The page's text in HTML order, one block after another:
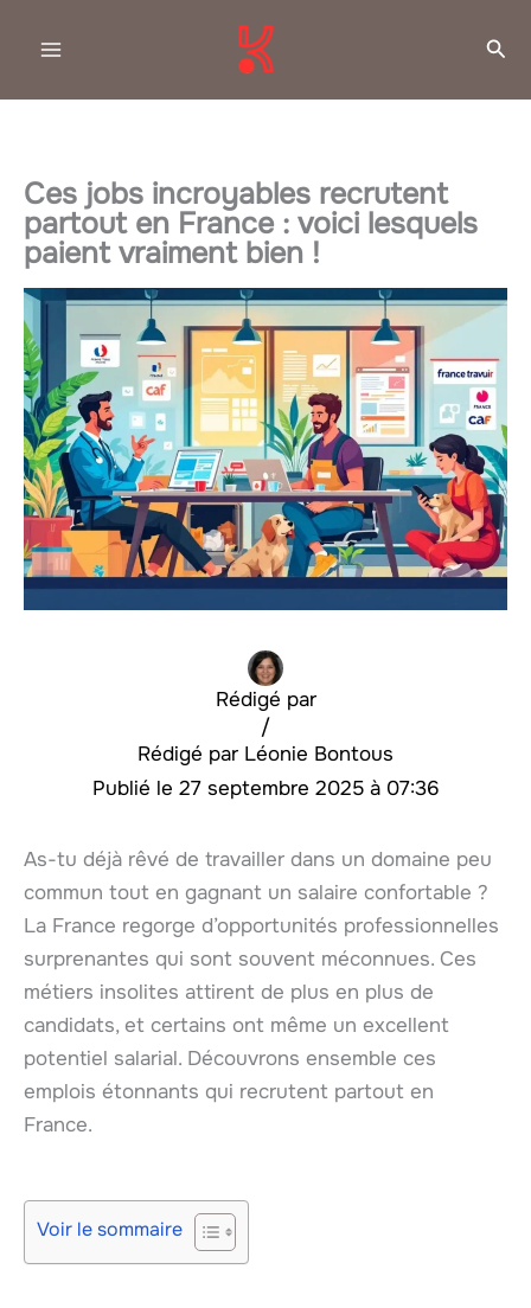
Ces jobs incroyables recrutent
partout en France : voici lesquels
paient vraiment bien !
Rédigé par
Léonie Bontous
/
27 septembre 2025 à 07:36
As-tu déjà rêvé de travailler dans un domaine peu
commun tout en gagnant un salaire confortable ?
La France regorge d’opportunités professionnelles
surprenantes qui sont souvent méconnues. Ces
métiers insolites attirent de plus en plus de
candidats, et certains ont même un excellent
potentiel salarial. Découvrons ensemble ces
emplois étonnants qui recrutent partout en
France.
Voir le sommaire